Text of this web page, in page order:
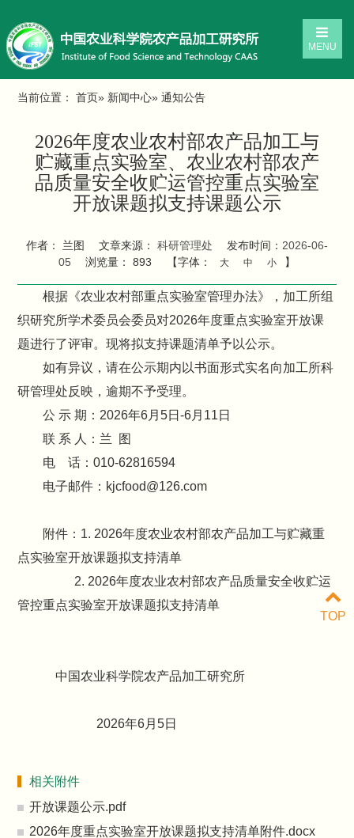
MENU
当前位置：首页» 新闻中心» 通知公告
2026年度农业农村部农产品加工与
贮藏重点实验室、农业农村部农产
品质量安全收贮运管控重点实验室
开放课题拟支持课题公示
作者： 兰图 文章来源： 科研管理处 发布时间： 2026-06-
05
浏览量： 893 【字体： 大 中 小 】
根据《农业农村部重点实验室管理办法》，加工所组
织研究所学术委员会委员对2026年度重点实验室开放课
题进行了评审。现将拟支持课题清单予以公示。
如有异议，请在公示期内以书面形式实名向加工所科
研管理处反映，逾期不予受理。
公 示 期：2026年6月5日-6月11日
联 系 人：兰 图
电 话：010-62816594
电子邮件：kjcfood@126.com
附件：1. 2026年度农业农村部农产品加工与贮藏重
点实验室开放课题拟支持清单
2. 2026年度农业农村部农产品质量安全收贮运
管控重点实验室开放课题拟支持清单
中国农业科学院农产品加工研究所
2026年6月5日
相关附件
开放课题公示.pdf
2026年度重点实验室开放课题拟支持清单附件.docx
TOP